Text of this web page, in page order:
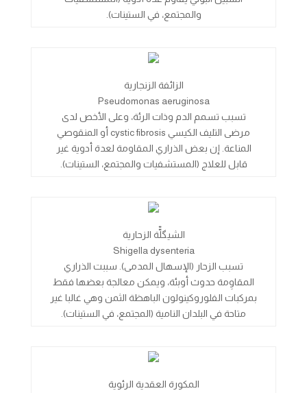
والمجتمع، في الستينات).
الزائفة الزنجارية
Pseudomonas aeruginosa
تسبب تسمم الدم وذات الرئة، وعلى الأخص لدى
مرضى التليف الكيسي cystic fibrosis أو المنقوصي
المناعة. إن بعض الذراري المقاومة لعدة أدوية غير
قابل للعلاج (المستشفيات والمجتمع، الستينات).
الشيگلّّة الزحارية
Shigella dysenteria
تسبب الزحار (الإسهال المدمى). سببت الذراري
المقاوِمة حدوث أوبئة، ويمكن معالجة بعضها فقط
بمركبات الفلوروكينولون الباهظة الثمن وهي غالبا غير
متاحة في البلدان النامية (المجتمع، في الستينات).
المكورة العقدية الرئوية